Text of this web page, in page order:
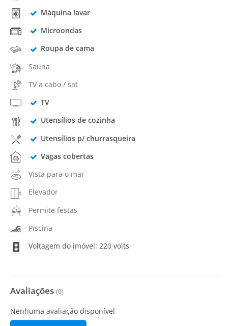
Máquina lavar
Microondas
Roupa de cama
Sauna
TV a cabo / sat
TV
Utensílios de cozinha
Utensílios p/ churrasqueira
Vagas cobertas
Vista para o mar
Elevador
Permite festas
Piscina
Voltagem do imóvel: 220 volts
Avaliações (0)
Nenhuma avaliação disponível